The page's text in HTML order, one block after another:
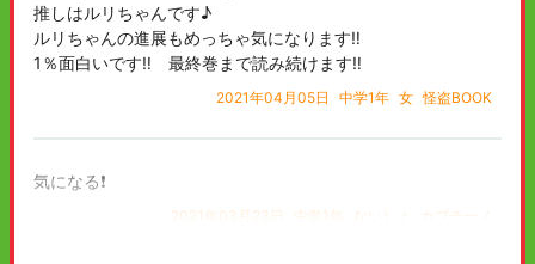
推しはルリちゃんです♪
ルリちゃんの進展もめっちゃ気になります‼︎
1％面白いです‼︎ 最終巻まで読み続けます‼︎
2021年04月05日 中学1年 女 怪盗BOOK
気になる❗
2021年03月23日 中学1年 ないしょ カプチーノ